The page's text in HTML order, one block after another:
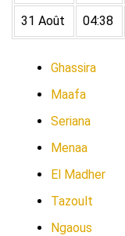
31 Août 04:38
Ghassira
Maafa
Seriana
Menaa
El Madher
Tazoult
Ngaous